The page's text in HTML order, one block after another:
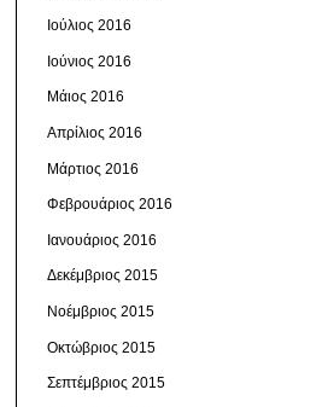
Ιούλιος 2016
Ιούνιος 2016
Μάιος 2016
Απρίλιος 2016
Μάρτιος 2016
Φεβρουάριος 2016
Ιανουάριος 2016
Δεκέμβριος 2015
Νοέμβριος 2015
Οκτώβριος 2015
Σεπτέμβριος 2015